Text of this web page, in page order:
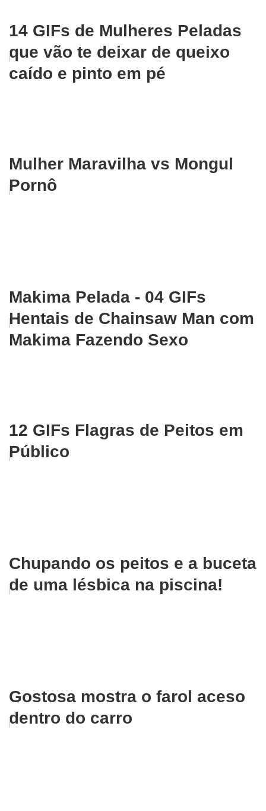
14 GIFs de Mulheres Peladas
que vão te deixar de queixo
caído e pinto em pé
Mulher Maravilha vs Mongul
Pornô
Makima Pelada - 04 GIFs
Hentais de Chainsaw Man com
Makima Fazendo Sexo
12 GIFs Flagras de Peitos em
Público
Chupando os peitos e a buceta
de uma lésbica na piscina!
Gostosa mostra o farol aceso
dentro do carro